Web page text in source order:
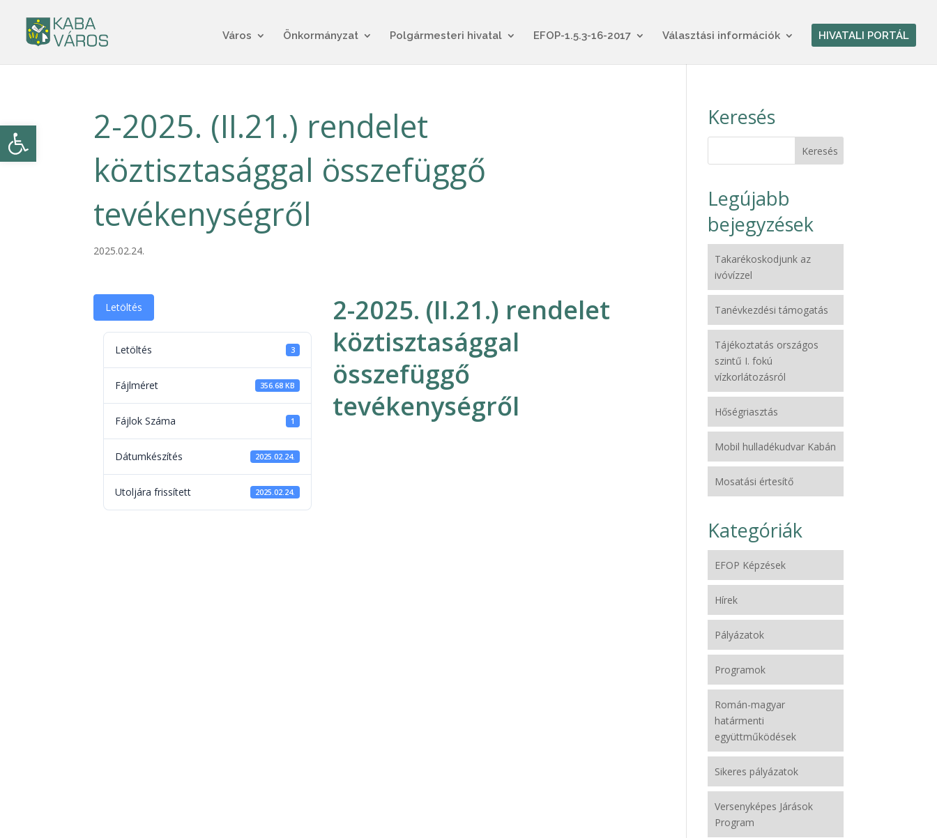
Eszköztár megnyitása
Város Önkormányzat Polgármesteri hivatal EFOP-1.5.3-16-2017 Választási információk HIVATALI PORTÁL
2-2025. (II.21.) rendelet
köztisztasággal összefüggő
tevékenységről
2025.02.24.
Letöltés
Letöltés 3
Fájlméret 356.68 KB
Fájlok Száma 1
Dátumkészítés 2025.02.24.
Utoljára frissített 2025.02.24.
2-2025. (II.21.) rendelet
köztisztasággal
összefüggő
tevékenységről
Keresés
Legújabb
bejegyzések
Takarékoskodjunk az
ivóvízzel
Tanévkezdési támogatás
Tájékoztatás országos
szintű I. fokú
vízkorlátozásról
Hőségriasztás
Mobil hulladékudvar Kabán
Mosatási értesítő
Kategóriák
EFOP Képzések
Hírek
Pályázatok
Programok
Román-magyar
határmenti
együttműködések
Sikeres pályázatok
Versenyképes Járások
Program